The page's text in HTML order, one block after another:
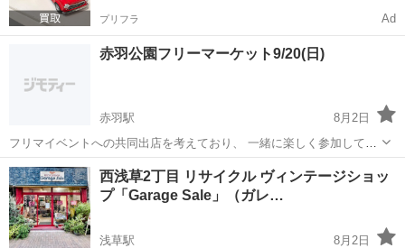
プリフラ Ad
赤羽公園フリーマーケット9/20(日)
赤羽駅
8月2日
フリマイベントへの共同出店を考えており、 一緒に楽しく参加してく
ださる方1名を探しています！ 【募集条件】 ・女性の方 ・成人の方
（20歳以上） ・常識・マナーを守れる方 ・連絡がスムーズに取れる方
【こんな方大歓迎】 ・フ...
東京 北区 赤羽駅 フリーマーケット
西浅草2丁目 リサイクル ヴィンテージショッ
プ「Garage Sale」（ガレ…
浅草駅
8月2日